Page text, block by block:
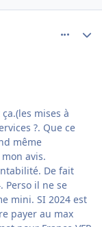
mises à
?. Que ce
même
avis.
De fait
Perso il ne se
mini. SI 2024 est
payer au max